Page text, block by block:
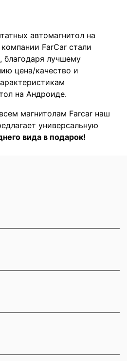
автомагнитол на
FarCar стали
благодаря лучшему
цена/качество и
на Андроиде.
магнитолам Farcar наш
универсальную
вида в подарок!